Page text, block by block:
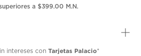
en
a $399.00 M.N.
intereses con Tarjetas Palacio*